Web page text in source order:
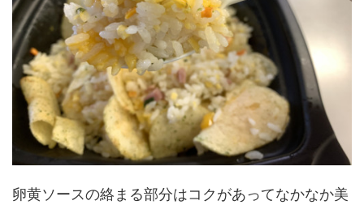
卵黄ソースの絡まる部分はコクがあってなかなか美